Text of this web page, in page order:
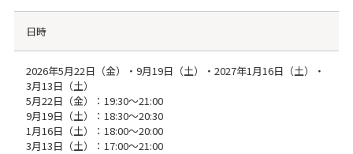
日時
2026年5月22日（金）・9月19日（土）・2027年1月16日（土）・
3月13日（土）
5月22日（金）：19:30～21:00
9月19日（土）：18:30～20:30
1月16日（土）：18:00～20:00
3月13日（土）：17:00～21:00